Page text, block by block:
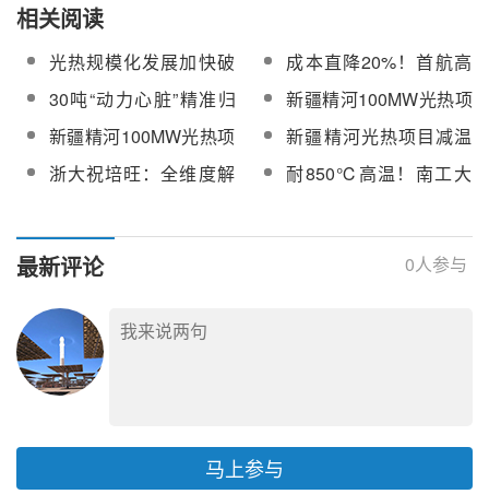
相关阅读
光热规模化发展加快破
题
成本直降20%！首航高
科精河光热项目33m²定
日镜加紧交付中，已完
成70%
30吨“动力心脏”精准归
位！新疆精河新华
100MW光热项目发电机
转子穿转一次成功
新疆精河100MW光热项
目TDM系统采购中标公
示
新疆精河100MW光热项
目TDM系统采购
新疆精河光热项目减温
减压器设备采购项目中
标公示
浙大祝培旺：全维度解
核心痛点
耐850℃高温！南工大
最新评论 0人参与
马上参与